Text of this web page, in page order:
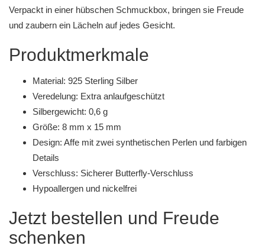
Verpackt in einer hübschen Schmuckbox, bringen sie Freude
und zaubern ein Lächeln auf jedes Gesicht.
Produktmerkmale
Material: 925 Sterling Silber
Veredelung: Extra anlaufgeschützt
Silbergewicht: 0,6 g
Größe: 8 mm x 15 mm
Design: Affe mit zwei synthetischen Perlen und farbigen
Details
Verschluss: Sicherer Butterfly-Verschluss
Hypoallergen und nickelfrei
Jetzt bestellen und Freude
schenken